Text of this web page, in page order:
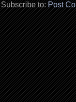
Subscribe to:Post